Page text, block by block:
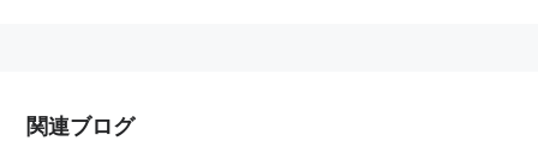
関連ブログ